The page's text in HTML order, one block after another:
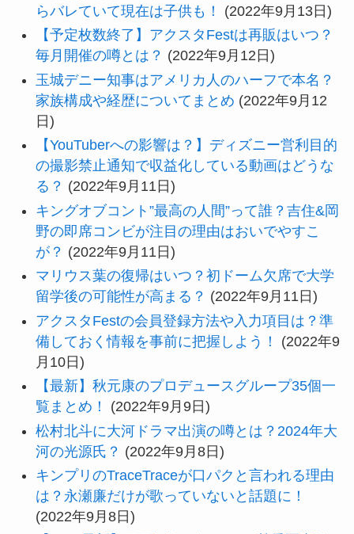
らバレていて現在は子供も！
(2022年9月13日)
【予定枚数終了】アクスタFestは再販はいつ？
毎月開催の噂とは？ (2022年9月12日)
玉城デニー知事はアメリカ人のハーフで本名？
家族構成や経歴についてまとめ (2022年9月12
日)
【YouTuberへの影響は？】ディズニー営利目的
の撮影禁止通知で収益化している動画はどうな
る？ (2022年9月11日)
キングオブコント”最高の人間”って誰？吉住&岡
野の即席コンビが注目の理由はおいでやすこ
が？ (2022年9月11日)
マリウス葉の復帰はいつ？初ドーム欠席で大学
留学後の可能性が高まる？ (2022年9月11日)
アクスタFestの会員登録方法や入力項目は？準
備しておく情報を事前に把握しよう！
(2022年9
月10日)
【最新】秋元康のプロデュースグループ35個一
覧まとめ！
(2022年9月9日)
松村北斗に大河ドラマ出演の噂とは？2024年大
河の光源氏？ (2022年9月8日)
キンプリのTraceTraceが口パクと言われる理由
は？永瀬廉だけが歌っていないと話題に！
(2022年9月8日)